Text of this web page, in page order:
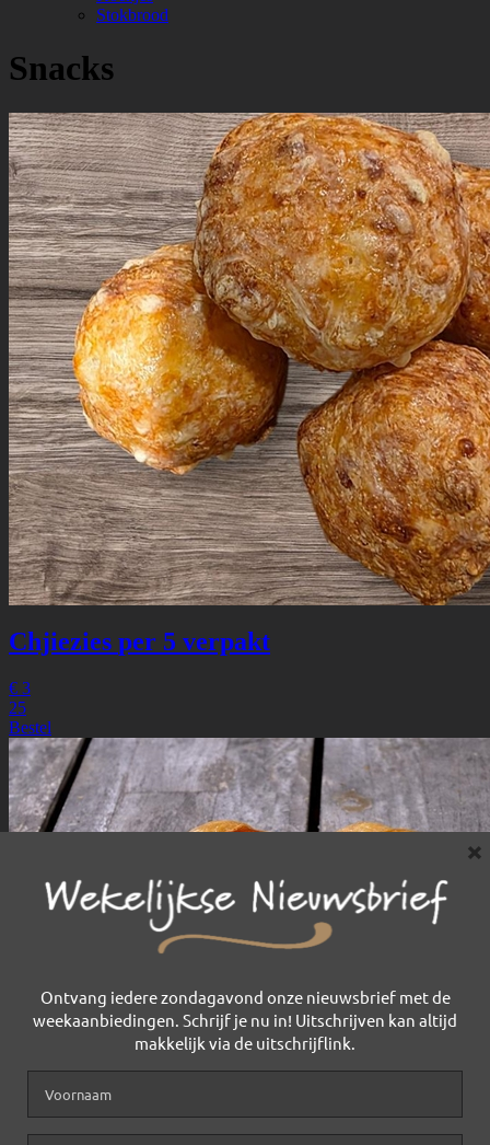
Ontvang iedere zondagavond onze nieuwsbrief met de
weekaanbiedingen. Schrijf je nu in! Uitschrijven kan altijd
makkelijk via de uitschrijflink.
×